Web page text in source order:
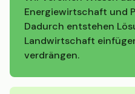
Energiewirtschaft und
Dadurch entstehen
Landwirtschaft
verdrängen.